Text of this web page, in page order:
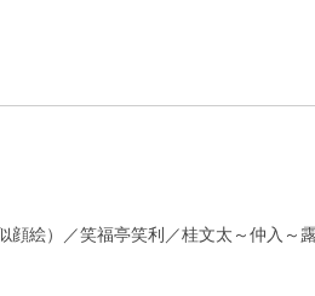
顔絵）／笑福亭笑利／桂文太～仲入～